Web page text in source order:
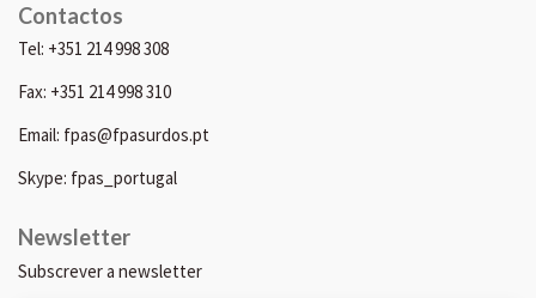
Contactos
Tel: +351 214 998 308
Fax: +351 214 998 310
Email: fpas@fpasurdos.pt
Skype: fpas_portugal
Newsletter
Subscrever a newsletter